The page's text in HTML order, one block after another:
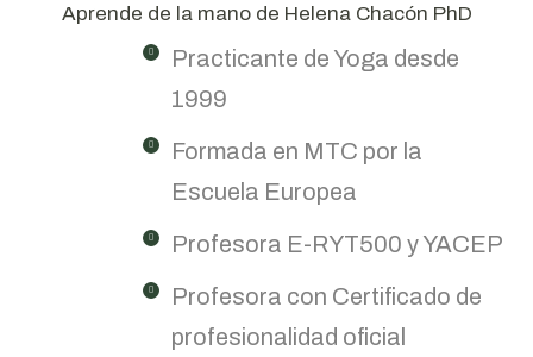
Aprende de la mano de Helena Chacón PhD
Practicante de Yoga desde
1999
Formada en MTC por la
Escuela Europea
Profesora E-RYT500 y YACEP
Profesora con Certificado de
profesionalidad oficial